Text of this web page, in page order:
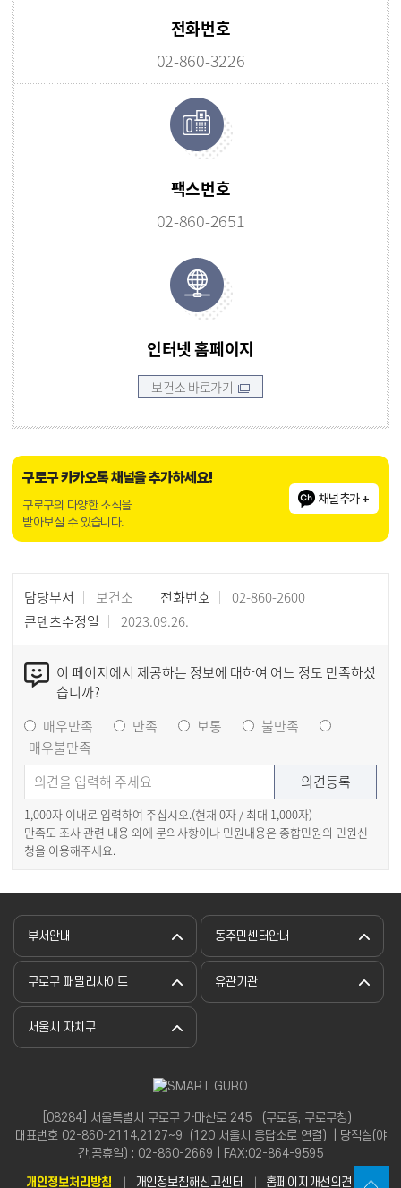
전화번호
02-860-3226
팩스번호
02-860-2651
인터넷 홈페이지
보건소 바로가기
구로구 카카오톡 채널을 추가하세요!
구로구의 다양한 소식을
받아보실 수 있습니다.
채널추가 +
담당부서 보건소 전화번호
02-860-2600
콘텐츠수정일
2023.09.26.
이 페이지에서 제공하는 정보에 대하여 어느 정도 만족하셨
습니까?
매우만족
만족 보통
불만족
매우불만족
1,000자 이내로 입력하여 주십시오.(현재 0자 / 최대 1,000자)
만족도 조사 관련 내용 외에 문의사항이나 민원내용은 종합민원의 민원신
청을 이용해주세요.
부서안내 동주민센터안내
구로구 패밀리사이트 유관기관
서울시 자치구
[08284] 서울특별시 구로구 가마산로 245 （구로동, 구로구청）
대표번호 02-860-2114,2127~9（120 서울시 응답소로 연결）| 당직실(야
간,공휴일) : 02-860-2669 | FAX:02-864-9595
개인정보처리방침 개인정보침해신고센터 홈페이지개선의견